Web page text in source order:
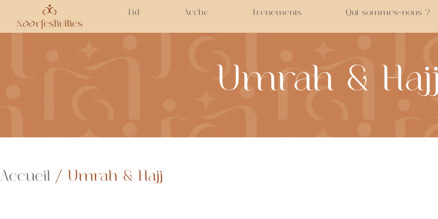
Eid Arche Evenements Qui sommes-nous ?
Umrah &
Accueil / Umrah & Hajj